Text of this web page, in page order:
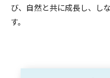
び、自然と共に成長し、し
す。